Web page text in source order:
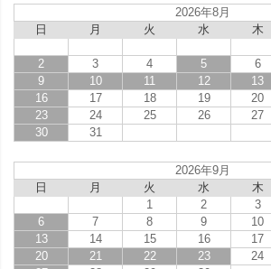
2026年8月
日
月 火 水 木
2
3 4 5 6
9
10 11 12 13
16
17 18 19 20
23
24 25 26 27
30
31
2026年9月
日
月 火 水 木
1
2 3
6
7 8 9 10
13
14 15 16 17
20
21 22 23 24